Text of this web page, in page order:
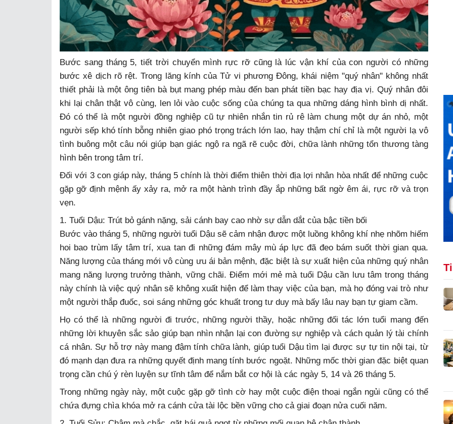
Bước sang tháng 5, tiết trời chuyển mình rực rỡ cũng là lúc vận khí của con người có những
bước xê dịch rõ rệt. Trong lăng kính của Tử vi phương Đông, khái niệm "quý nhân" không nhất
thiết phải là một ông tiên bà bụt mang phép màu đến ban phát tiền bạc hay địa vị. Quý nhân đôi
khi lại chân thật vô cùng, len lỏi vào cuộc sống của chúng ta qua những dáng hình bình dị nhất.
Đó có thể là một người đồng nghiệp cũ tự nhiên nhắn tin rủ rê làm chung một dự án nhỏ, một
người sếp khó tính bỗng nhiên giao phó trọng trách lớn lao, hay thậm chí chỉ là một người lạ vô
tình buông một câu nói giúp bạn giác ngộ ra ngã rẽ cuộc đời, chữa lành những tổn thương tàng
hình bên trong tâm trí.
Đối với 3 con giáp này, tháng 5 chính là thời điểm thiên thời địa lợi nhân hòa nhất để những cuộc
gặp gỡ định mệnh ấy xảy ra, mở ra một hành trình đầy ắp những bất ngờ êm ái, rực rỡ và trọn
vẹn.
1. Tuổi Dậu: Trút bỏ gánh nặng, sải cánh bay cao nhờ sự dẫn dắt của bậc tiền bối
Bước vào tháng 5, những người tuổi Dậu sẽ cảm nhận được một luồng không khí nhẹ nhõm hiếm
hoi bao trùm lấy tâm trí, xua tan đi những đám mây mù áp lực đã đeo bám suốt thời gian qua.
Năng lượng của tháng mới vô cùng ưu ái bản mệnh, đặc biệt là sự xuất hiện của những quý nhân
mang năng lượng trưởng thành, vững chãi. Điểm mới mẻ mà tuổi Dậu cần lưu tâm trong tháng
này chính là việc quý nhân sẽ không xuất hiện để làm thay việc của bạn, mà họ đóng vai trò như
một người thắp đuốc, soi sáng những góc khuất trong tư duy mà bấy lâu nay bạn tự giam cầm.
Họ có thể là những người đi trước, những người thầy, hoặc những đối tác lớn tuổi mang đến
những lời khuyên sắc sảo giúp bạn nhìn nhận lại con đường sự nghiệp và cách quản lý tài chính
cá nhân. Sự hỗ trợ này mang đậm tính chữa lành, giúp tuổi Dậu tìm lại được sự tự tin nội tại, từ
đó mạnh dạn đưa ra những quyết định mang tính bước ngoặt. Những mốc thời gian đặc biệt quan
trọng cần chú ý rèn luyện sự tĩnh tâm để nắm bắt cơ hội là các ngày 5, 14 và 26 tháng 5.
Trong những ngày này, một cuộc gặp gỡ tình cờ hay một cuộc điện thoại ngắn ngủi cũng có thể
chứa đựng chìa khóa mở ra cánh cửa tài lộc bền vững cho cả giai đoạn nửa cuối năm.